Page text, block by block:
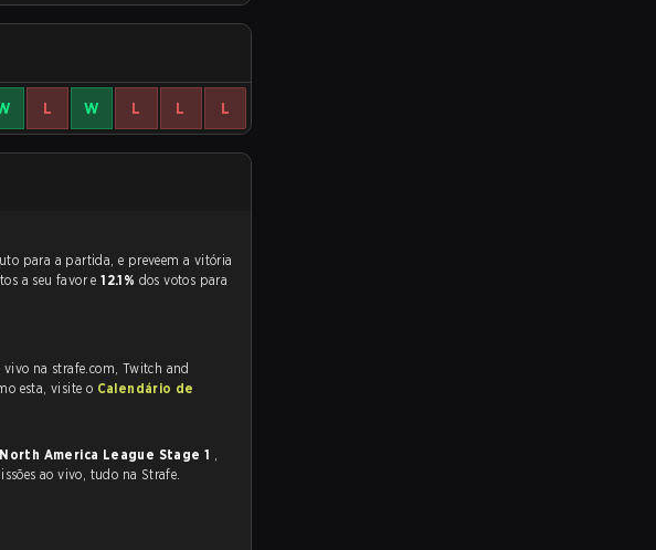
L W L L L
a seu favor e12.1% dos votos para
vivo na strafe.com, Twitch and
esta, visite o Calendário de
North America League Stage 1 ,
ao vivo, tudo na Strafe.